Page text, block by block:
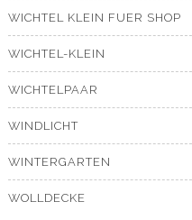
WICHTEL KLEIN FUER SHOP
WICHTEL-KLEIN
WICHTELPAAR
WINDLICHT
WINTERGARTEN
WOLLDECKE